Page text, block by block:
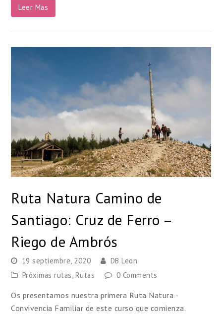
Leer Mas
Ruta Natura Camino de
Santiago: Cruz de Ferro –
Riego de Ambrós
19 septiembre, 2020
DB Leon
Próximas rutas, Rutas 0 Comments
Os presentamos nuestra primera Ruta Natura -
Convivencia Familiar de este curso que comienza.